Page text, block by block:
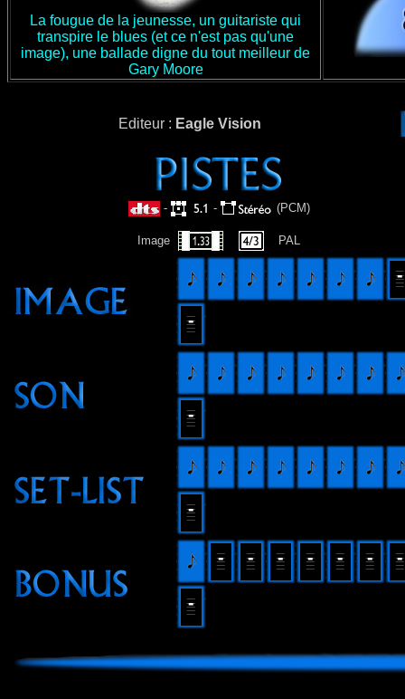
La fougue de la jeunesse, un guitariste qui
transpire le blues (et ce n'est pas qu'une
image), une ballade digne du tout meilleur de
Gary Moore
Editeur : Eagle Vision
- - (PCM)
Image PAL